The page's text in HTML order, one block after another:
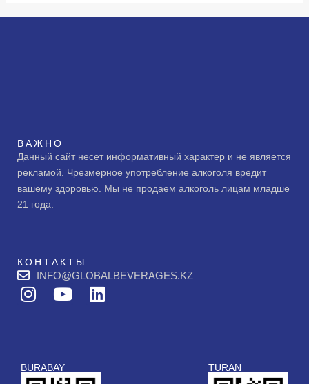
ВАЖНО
Данный сайт несет информативный характер и не является
рекламой. Чрезмерное употребление алкоголя вредит
вашему здоровью. Мы не продаем алкоголь лицам младше
21 года.
КОНТАКТЫ
INFO@GLOBALBEVERAGES.KZ
I
n
a
g
Y
u
b
L
i
d
BURABAY TURAN